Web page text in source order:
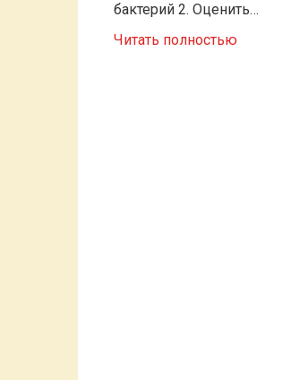
бактерий 2. Оценить…
Читать полностью